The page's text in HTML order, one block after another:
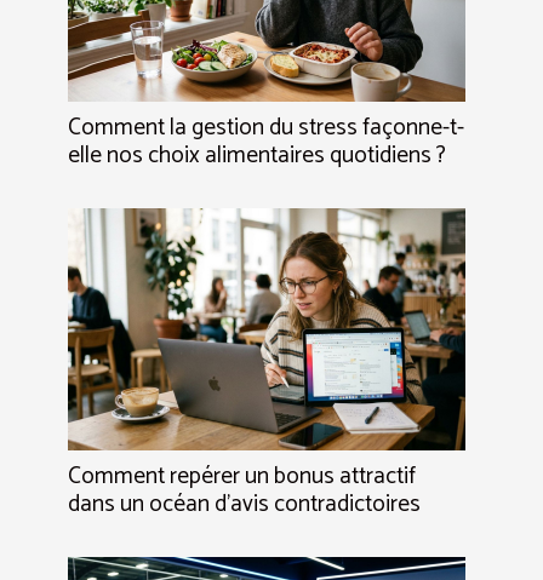
Comment la gestion du stress façonne-t-
elle nos choix alimentaires quotidiens ?
Comment repérer un bonus attractif
dans un océan d'avis contradictoires